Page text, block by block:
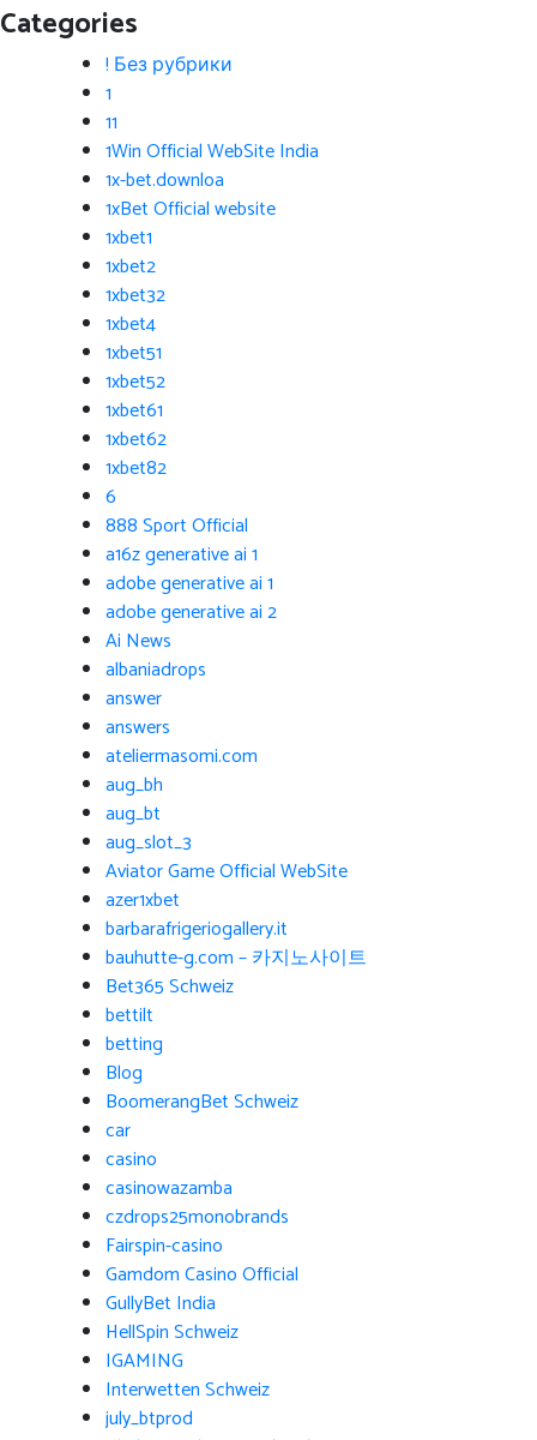
Categories
! Без рубрики
1
11
1Win Official WebSite India
1x-bet.downloa
1xBet Official website
1xbet1
1xbet2
1xbet32
1xbet4
1xbet51
1xbet52
1xbet61
1xbet62
1xbet82
6
888 Sport Official
a16z generative ai 1
adobe generative ai 1
adobe generative ai 2
Ai News
albaniadrops
answer
answers
ateliermasomi.com
aug_bh
aug_bt
aug_slot_3
Aviator Game Official WebSite
azer1xbet
barbarafrigeriogallery.it
bauhutte-g.com – 카지노사이트
Bet365 Schweiz
bettilt
betting
Blog
BoomerangBet Schweiz
car
casino
casinowazamba
czdrops25monobrands
Fairspin-casino
Gamdom Casino Official
GullyBet India
HellSpin Schweiz
IGAMING
Interwetten Schweiz
july_btprod